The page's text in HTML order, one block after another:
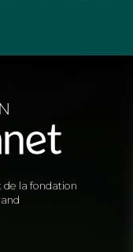
de la fondation